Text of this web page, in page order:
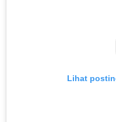
Lihat